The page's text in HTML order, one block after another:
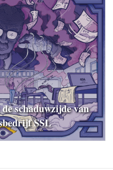
schaduwzijde van
SSL